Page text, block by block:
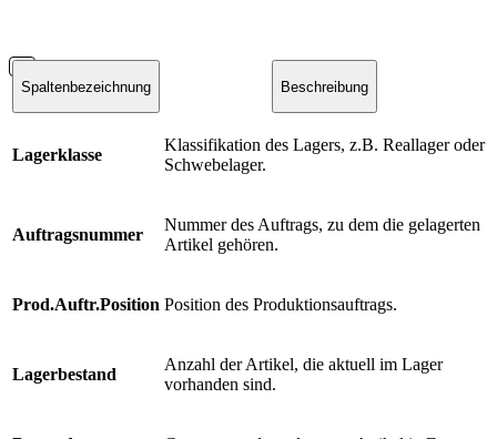
Spaltenbezeichnung Beschreibung
Lagerklasse
Klassifikation des Lagers, z.B. Reallager oder
Schwebelager.
Auftragsnummer
Nummer des Auftrags, zu dem die gelagerten
Artikel gehören.
Prod.Auftr.Position Position des Produktionsauftrags.
Lagerbestand
Anzahl der Artikel, die aktuell im Lager
vorhanden sind.